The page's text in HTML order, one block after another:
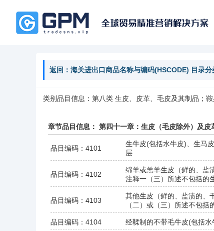
返回：海关进出口商品名称与编码(HSCODE) 目录分
类别品目信息：第八类 生皮、皮革、毛皮及其制品；
章节品目信息： 第四十一章：生皮（毛皮除外）及皮
品目编码：4101
生牛皮(包括水牛皮)、生马
层
品目编码：4102
绵羊或羔羊生皮（鲜的、盐
注释一（三）所述不包括的
品目编码：4103
其他生皮（鲜的、盐渍的、
（二）或（三）所述不包括
品目编码：4104 经鞣制的不带毛牛皮(包括